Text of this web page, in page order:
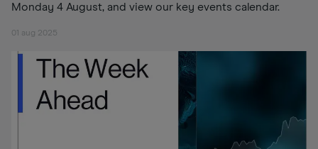
Monday 4 August, and view our key events calendar.
01 aug 2025